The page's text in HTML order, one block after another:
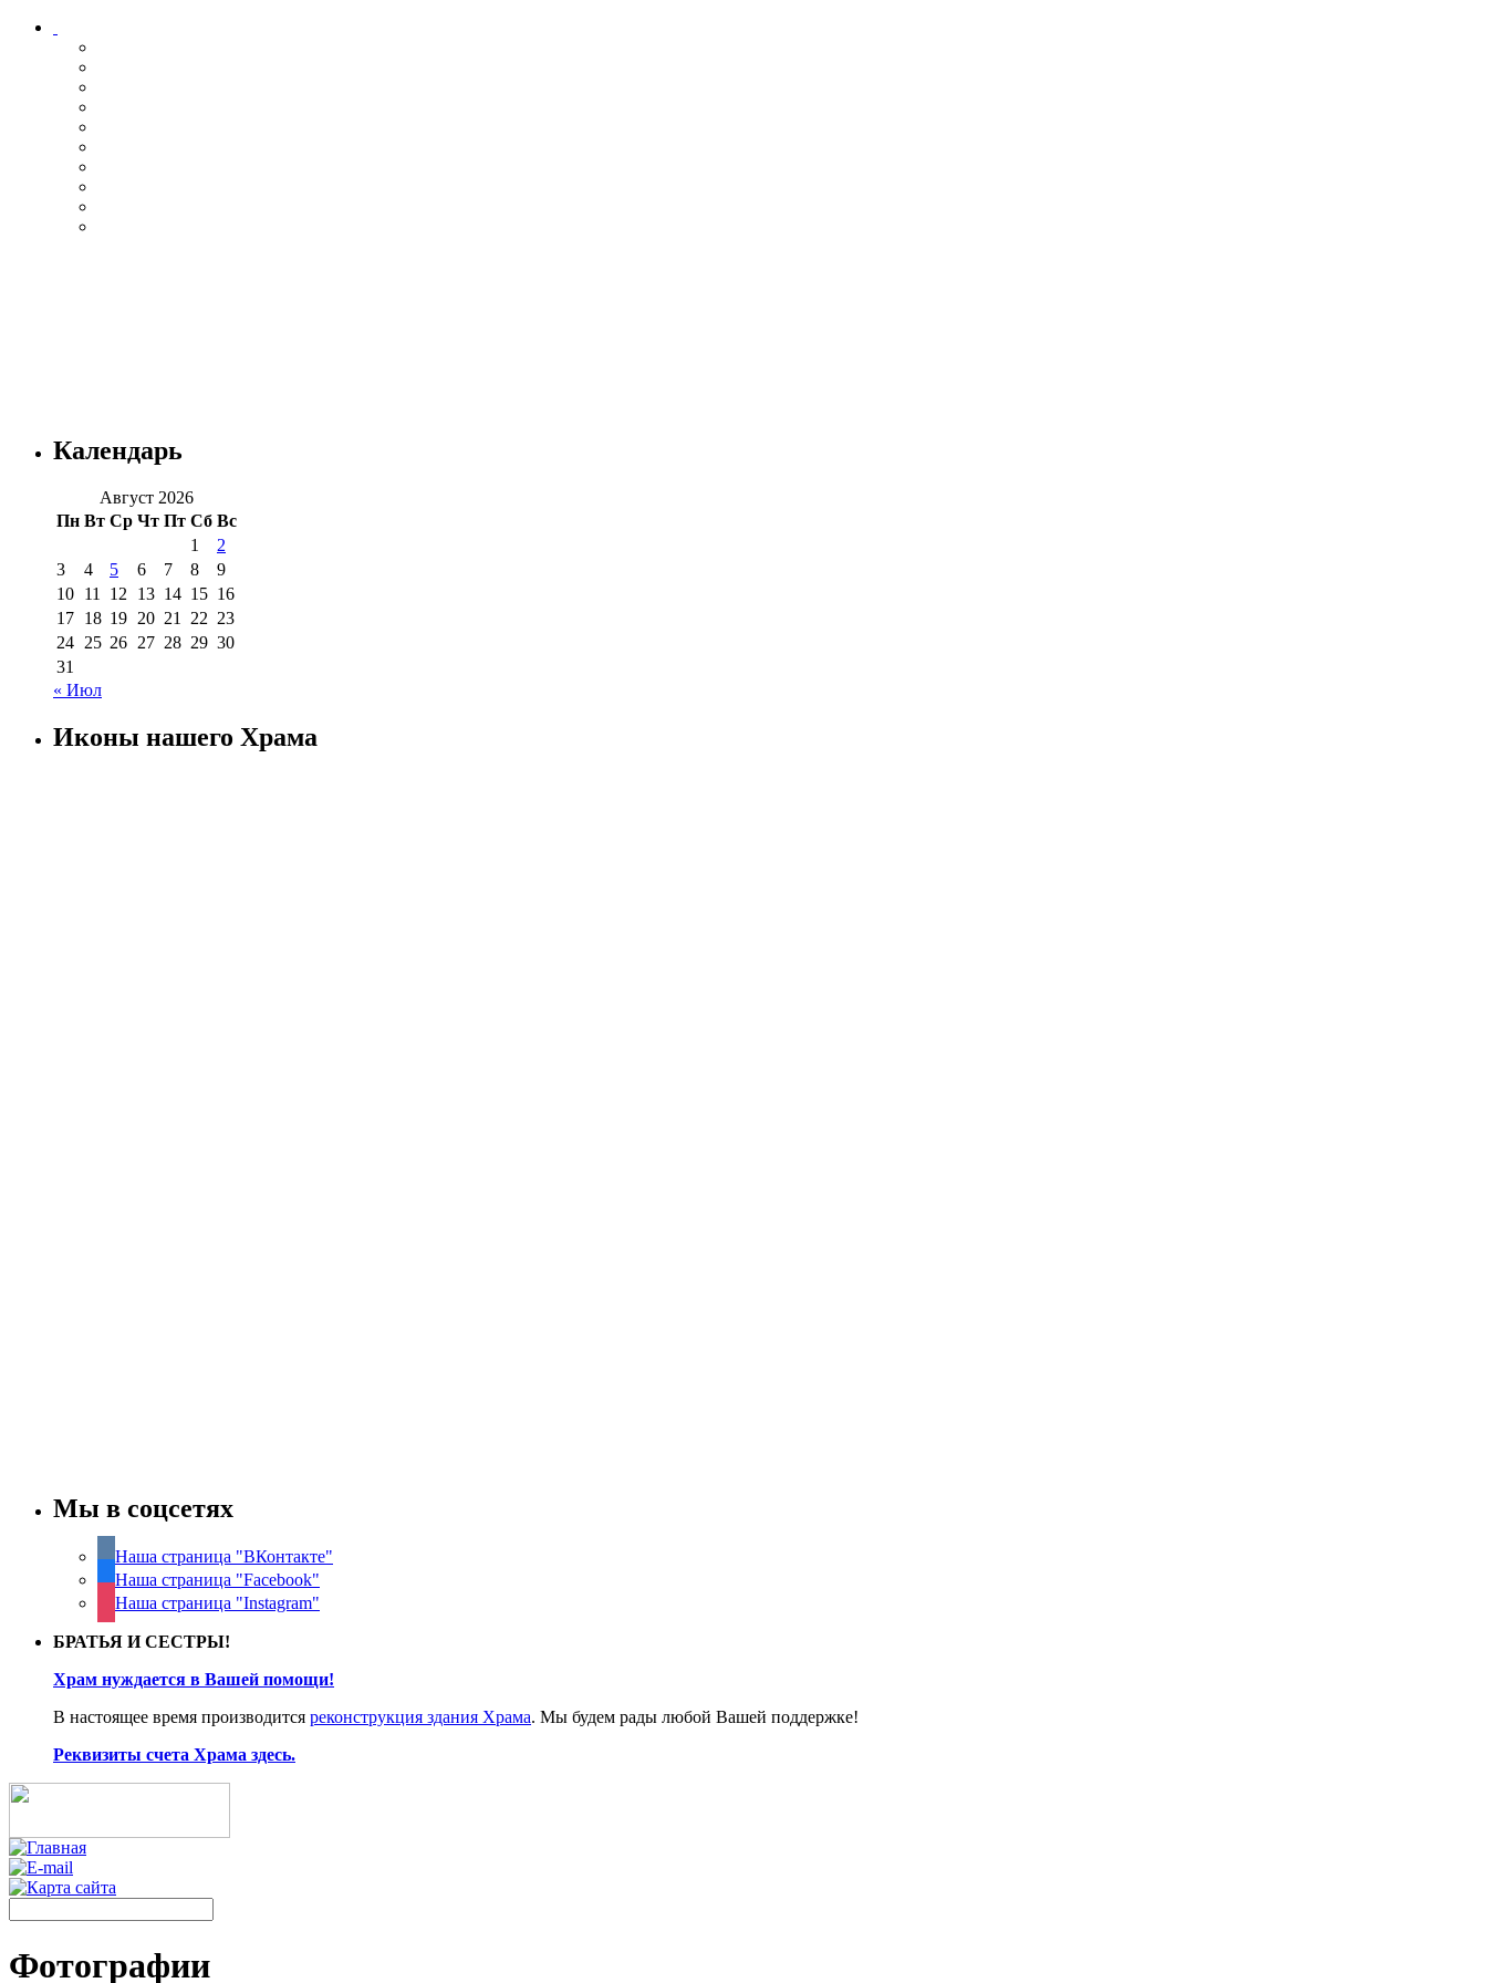
Календарь
Август 2026
Пн Вт Ср Чт Пт Сб Вс
1
2
3
4 5 6 7 8
9
10 11 12 13 14 15 16
17 18 19 20 21 22 23
24 25 26 27 28 29 30
31
« Июл
Иконы нашего Храма
Мы в соцсетях
Наша страница "ВКонтакте"
Наша страница "Facebook"
Наша страница "Instagram"
БРАТЬЯ И СЕСТРЫ!
Храм нуждается в Вашей помощи!
В настоящее время производится реконструкция здания Храма. Мы будем рады любой Вашей поддержке!
Реквизиты счета Храма здесь.
Фотографии